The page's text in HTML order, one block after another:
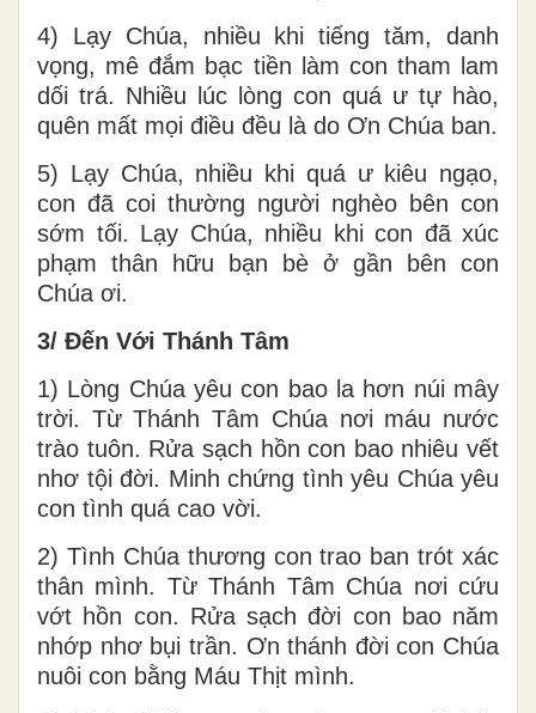
4) Lạy Chúa, nhiều khi tiếng tăm, danh
vọng, mê đắm bạc tiền làm con tham lam
dối trá. Nhiều lúc lòng con quá ư tự hào,
quên mất mọi điều đều là do Ơn Chúa ban.
5) Lạy Chúa, nhiều khi quá ư kiêu ngạo,
con đã coi thường người nghèo bên con
sớm tối. Lạy Chúa, nhiều khi con đã xúc
phạm thân hữu bạn bè ở gần bên con
Chúa ơi.
3/ Đến Với Thánh Tâm
1) Lòng Chúa yêu con bao la hơn núi mây
trời. Từ Thánh Tâm Chúa nơi máu nước
trào tuôn. Rửa sạch hồn con bao nhiêu vết
nhơ tội đời. Minh chứng tình yêu Chúa yêu
con tình quá cao vời.
2) Tình Chúa thương con trao ban trót xác
thân mình. Từ Thánh Tâm Chúa nơi cứu
vớt hồn con. Rửa sạch đời con bao năm
nhớp nhơ bụi trần. Ơn thánh đời con Chúa
nuôi con bằng Máu Thịt mình.